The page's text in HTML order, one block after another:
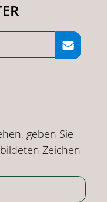
geben Sie
Zeichen